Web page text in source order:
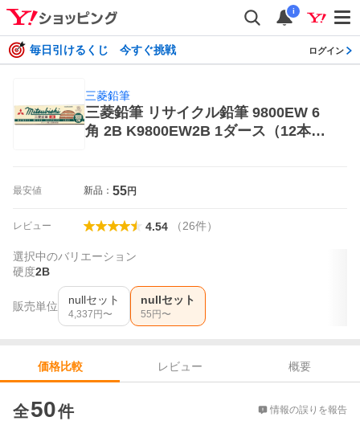
i
毎日引けるくじ 今すぐ挑戦 ログイン
三菱鉛筆
三菱鉛筆 リサイクル鉛筆 9800EW 6
角 2B K9800EW2B 1ダース（12本
最安値 新品： 55円
レビュー 4.54 （26件）
選択中のバリエーション
硬度2B
販売単位 nullセット
4,337 円〜
nullセット
55 円〜
価格比較 レビュー
概要
全50件 情報の誤りを報告